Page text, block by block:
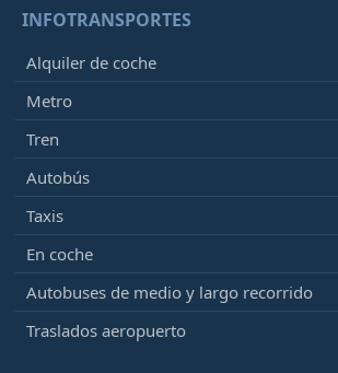
INFOTRANSPORTES
Alquiler de coche
Metro
Tren
Autobús
Taxis
En coche
Autobuses de medio y largo recorrido
Traslados aeropuerto